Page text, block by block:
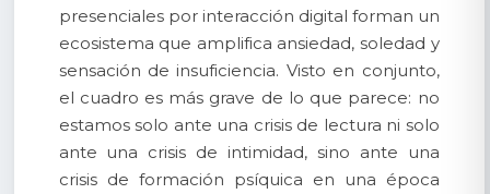
presenciales por interacción digital forman un
ecosistema que amplifica ansiedad, soledad y
sensación de insuficiencia. Visto en conjunto,
el cuadro es más grave de lo que parece: no
estamos solo ante una crisis de lectura ni solo
ante una crisis de intimidad, sino ante una
crisis de formación psíquica en una época